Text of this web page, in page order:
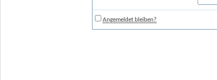
Angemeldet bleiben?